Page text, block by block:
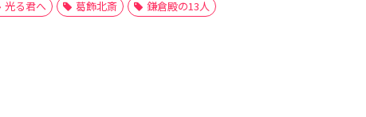
光る君へ 葛飾北斎 鎌倉殿の13人